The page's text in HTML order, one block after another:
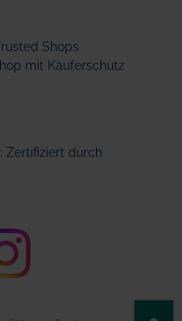
Shops
mit Käuferschutz
Zertifiziert durch